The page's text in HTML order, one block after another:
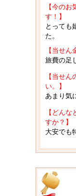
【今の
す！】
とっても
た。
【当せん
旅費の足
【当せ
い。】
あまり気
【どん
すか？】
大安でも